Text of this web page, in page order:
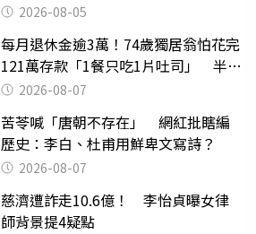
2026-08-05
每月退休金逾3萬！74歲獨居翁怕花完
121萬存款「1餐只吃1片吐司」 半年
後暴瘦嚇壞女兒
2026-08-07
苦苓喊「唐朝不存在」 網紅批瞎編
歷史：李白、杜甫用鮮卑文寫詩？
2026-08-07
慈濟遭詐走10.6億！ 李怡貞曝女律
師背景提4疑點